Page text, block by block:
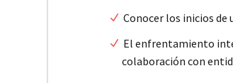
Conocer los inicios de
El enfrentamiento
colaboración con